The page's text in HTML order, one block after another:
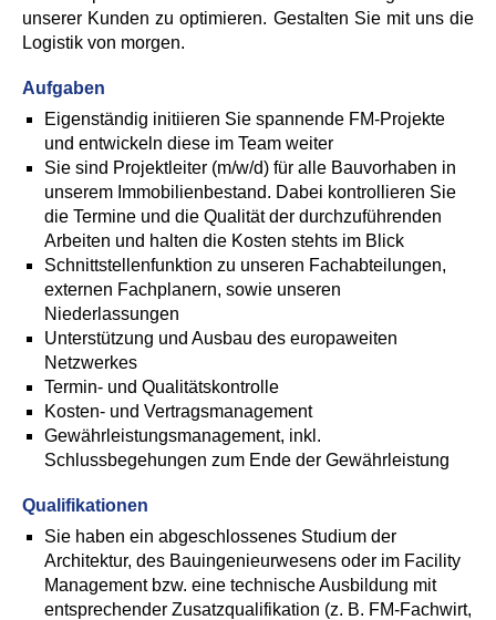
unserer Kunden zu optimieren. Gestalten Sie mit uns die
Logistik von morgen.
Aufgaben
Eigenständig initiieren Sie spannende FM-Projekte
und entwickeln diese im Team weiter
Sie sind Projektleiter (m/w/d) für alle Bauvorhaben in
unserem Immobilienbestand. Dabei kontrollieren Sie
die Termine und die Qualität der durchzuführenden
Arbeiten und halten die Kosten stehts im Blick
Schnittstellenfunktion zu unseren Fachabteilungen,
externen Fachplanern, sowie unseren
Niederlassungen
Unterstützung und Ausbau des europaweiten
Netzwerkes
Termin- und Qualitätskontrolle
Kosten- und Vertragsmanagement
Gewährleistungsmanagement, inkl.
Schlussbegehungen zum Ende der Gewährleistung
Qualifikationen
Sie haben ein abgeschlossenes Studium der
Architektur, des Bauingenieurwesens oder im Facility
Management bzw. eine technische Ausbildung mit
entsprechender Zusatzqualifikation (z. B. FM-Fachwirt,